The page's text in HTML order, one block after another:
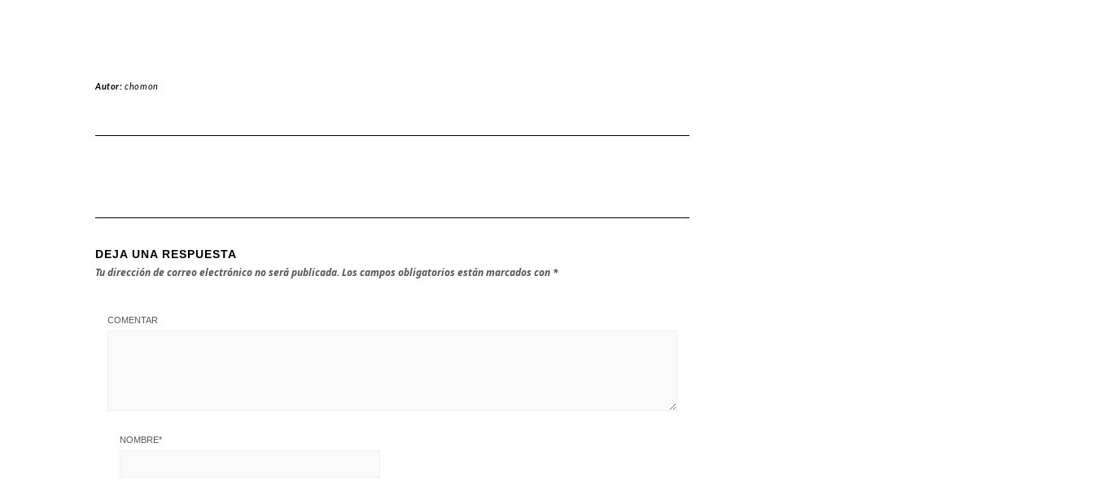
Autor:chomon
DEJA UNA RESPUESTA
Tu dirección de correo electrónico no será publicada. Los campos obligatorios están marcados con *
COMENTAR
NOMBRE*